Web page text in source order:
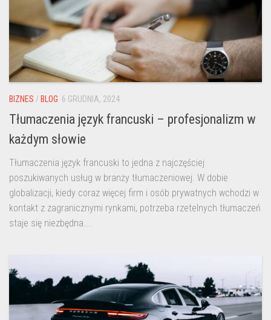
BIZNES / BLOG 6 GRUDNIA, 2024
Tłumaczenia język francuski – profesjonalizm w
każdym słowie
Tłumaczenia język francuski to jedna z najczęściej
poszukiwanych usług w branży tłumaczeniowej. W dobie
globalizacji, kiedy coraz więcej firm i osób prywatnych wchodzi w
kontakt z zagranicznymi rynkami, potrzeba rzetelnych tłumaczeń
staje się niezbędna....